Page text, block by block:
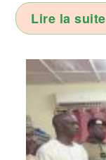
Lire la suite